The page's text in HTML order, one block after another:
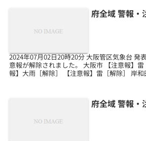
府全域 警報・
2024年07月02日20時20分 大阪管区気象台 発
意報が解除されました。 大阪市 【注意報】
報】大雨［解除］ 【注意報】雷［解除］ 岸
府全域 警報・